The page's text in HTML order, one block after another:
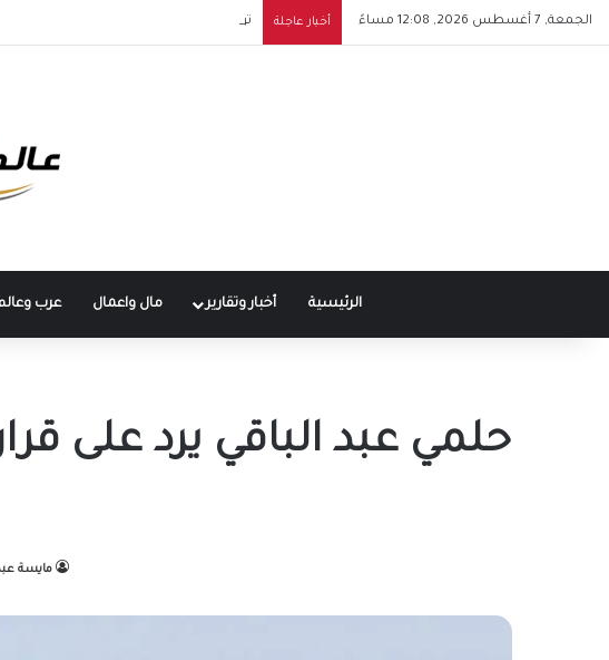
الجمعة, 7 أغسطس 2026, 12:08 مساءً أخبار عاجلة توقيع عقد محمد صلاح مع طرابزون سبور
الرئيسية أخبار وتقارير مال واعمال عرب
حلمي عبد الباقي يرد على
مايسة